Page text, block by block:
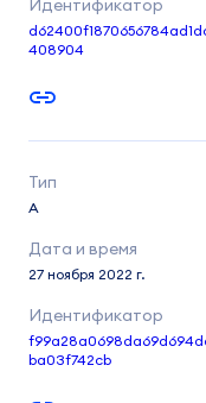
408904
A
27 ноября 2022 г.
ba03f742cb